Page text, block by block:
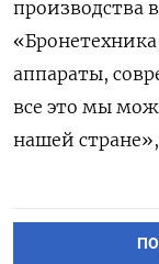
производства
аппараты,
все это мы
нашей